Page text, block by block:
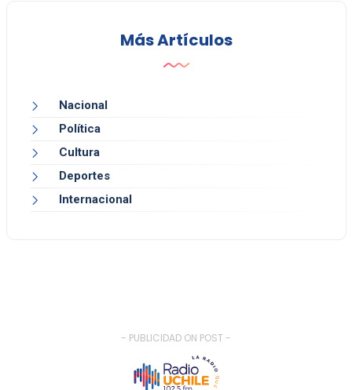
Más Artículos
Nacional
Política
Cultura
Deportes
Internacional
- PUBLICIDAD ON POST -